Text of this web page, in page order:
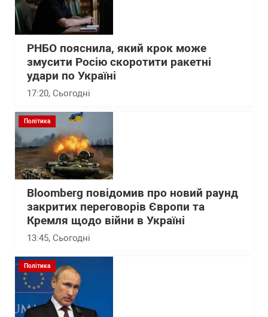
РНБО пояснила, який крок може
змусити Росію скоротити ракетні
удари по Україні
17:20, Сьогодні
Політика
Bloomberg повідомив про новий раунд
закритих переговорів Європи та
Кремля щодо війни в Україні
13:45, Сьогодні
Політика